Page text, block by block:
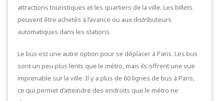
attractions touristiques et les quartiers de la ville. Les billets
peuvent être achetés à l’avance ou aux distributeurs
automatiques dans les stations.
Le bus est une autre option pour se déplacer à Paris. Les bus
sont un peu plus lents que le métro, mais ils offrent une vue
imprenable sur la ville. Il y a plus de 60 lignes de bus à Paris,
ce qui permet d’atteindre des endroits que le métro ne